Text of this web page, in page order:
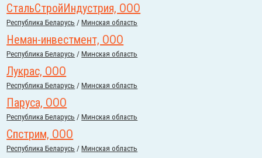
СтальСтройИндустрия, ООО
Республика Беларусь /Минская область
Неман-инвестмент, ООО
Республика Беларусь /Минская область
Лукрас, ООО
Республика Беларусь /Минская область
Паруса, ООО
Республика Беларусь /Минская область
Спстрим, ООО
Республика Беларусь /Минская область